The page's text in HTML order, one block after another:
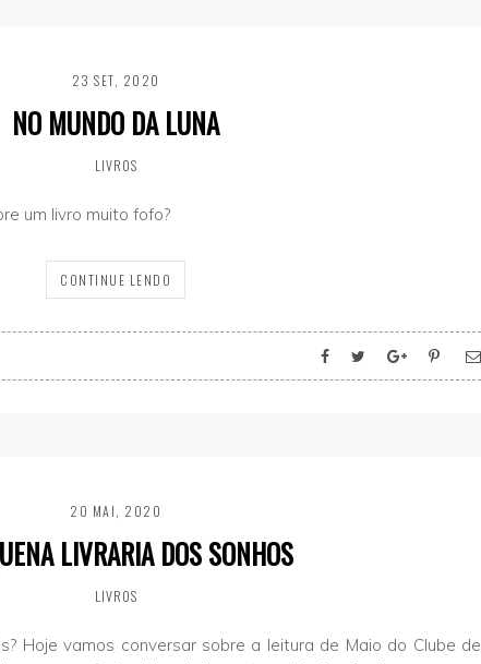
23 SET, 2020
NO MUNDO DA LUNA
LIVROS
um livro muito fofo?
CONTINUE LENDO
20 MAI, 2020
LIVRARIA DOS SONHOS
LIVROS
Hoje vamos conversar sobre a leitura de Maio do Clube de